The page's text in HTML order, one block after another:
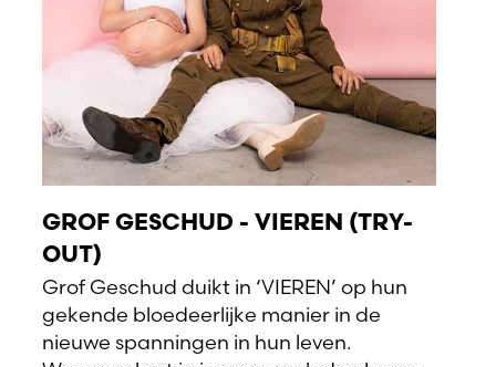
GROF GESCHUD - VIEREN (TRY-
OUT)
Grof Geschud duikt in ‘VIEREN’ op hun
gekende bloedeerlijke manier in de
nieuwe spanningen in hun leven.